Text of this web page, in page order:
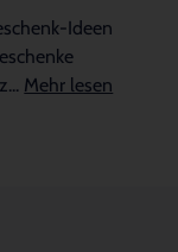
Ideen
Mehr lesen